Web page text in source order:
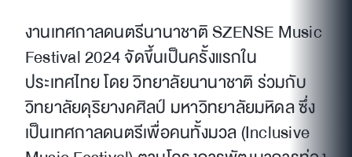
งานเทศกาลดนตรีนานาชาติ SZENSE Music
Festival 2024 จัดขึ้นเป็นครั้งแรกใน
ประเทศไทย โดย วิทยาลัยนานาชาติ ร่วมกับ
วิทยาลัยดุริยางคศิลป์ มหาวิทยาลัยมหิดล ซึ่ง
เป็นเทศกาลดนตรีเพื่อคนทั้งมวล (Inclusive